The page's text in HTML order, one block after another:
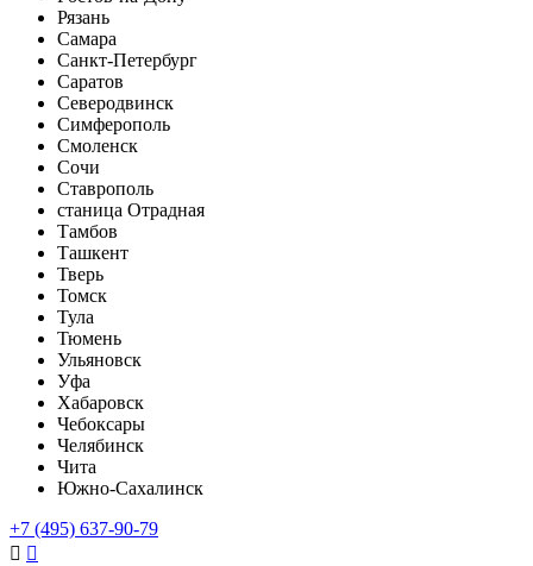
Рязань
Самара
Санкт-Петербург
Саратов
Северодвинск
Симферополь
Смоленск
Сочи
Ставрополь
станица Отрадная
Тамбов
Ташкент
Тверь
Томск
Тула
Тюмень
Ульяновск
Уфа
Хабаровск
Чебоксары
Челябинск
Чита
Южно-Сахалинск
+7 (495) 637-90-79
 